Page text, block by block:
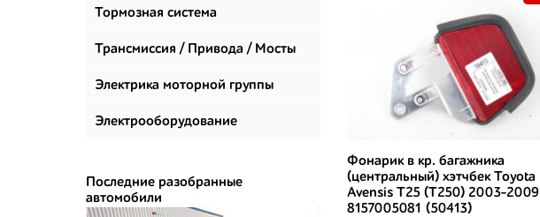
Тормозная система
Трансмиссия / Привода / Мосты
Электрика моторной группы
Электрооборудование
Последние разобранные
автомобили
Фонарик в кр. багажника
(центральный) хэтчбек Toyota
Avensis T25 (T250) 2003-2009
8157005081 (50413)